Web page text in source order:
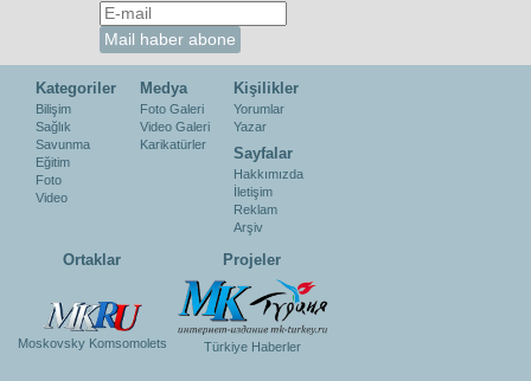
Kategoriler
Bilişim
Sağlık
Savunma
Eğitim
Foto
Video
Medya
Foto Galeri
Video Galeri
Karikatürler
Kişilikler
Yorumlar
Yazar
Sayfalar
Hakkımızda
İletişim
Reklam
Arşiv
Ortaklar
Moskovsky Komsomolets
Projeler
Türkiye Haberler